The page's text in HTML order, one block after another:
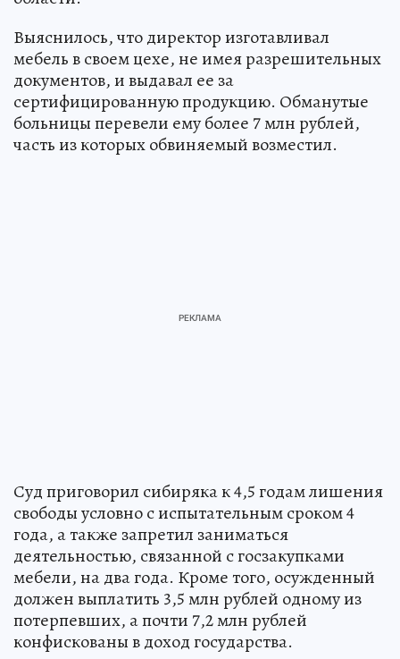
Выяснилось, что директор изготавливал
мебель в своем цехе, не имея разрешительных
документов, и выдавал ее за
сертифицированную продукцию. Обманутые
больницы перевели ему более 7 млн рублей,
часть из которых обвиняемый возместил.
Суд приговорил сибиряка к 4,5 годам лишения
свободы условно с испытательным сроком 4
года, а также запретил заниматься
деятельностью, связанной с госзакупками
мебели, на два года. Кроме того, осужденный
должен выплатить 3,5 млн рублей одному из
потерпевших, а почти 7,2 млн рублей
конфискованы в доход государства.